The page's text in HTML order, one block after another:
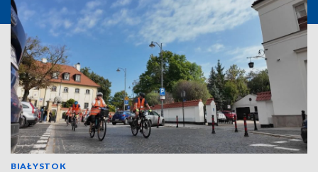
BIAŁYSTOK